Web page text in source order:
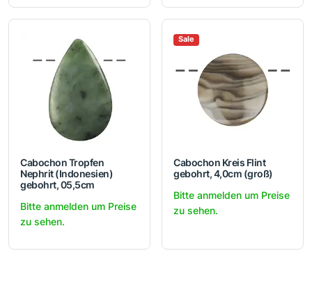
Cabochon Tropfen
Nephrit (Indonesien)
gebohrt, 05,5cm
Bitte anmelden um Preise
zu sehen.
Sale
Cabochon Kreis Flint
gebohrt, 4,0cm (groß)
Bitte anmelden um Preise
zu sehen.